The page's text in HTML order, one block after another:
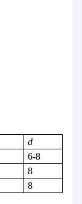
d
6-8
8
8